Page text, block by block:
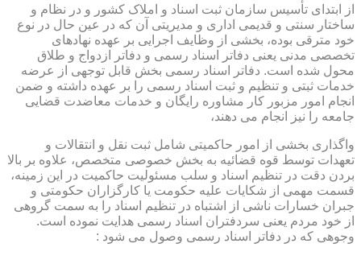
از ابتدای تأسیس سازمان ثبت اسناد و املاک کشور و در نظام و
ساختار سنتی و قدیمی اداری و مدیریتی آن که در عین حال در نوع
خود مترقی بوده، بخشی از وظایف اجرایی بر عهده نهادهای
تخصصی مدنی یعنی دفاتر اسناد رسمی و دفاتر ازدواج و طلاق
محول شده است. دفاتر اسناد رسمی بخش قابل توجهی از عرضه
خدمات ثبتی و تنظیم و ثبت اسناد رسمی را بر عهده داشته و ضمن
انجام امور مزبور کار مشاوره رایگان و خدمات معاضدت قضایی
جامعه را نیز انجام می دهند،
واگذاری بخشی از امور حاکمیتی شامل ثبت نقل و انتقالات و
تعهدات توسط قوه قضائیه به بخش خصوصی متخصص، علاوه بر بالا
بردن دقت در تنظیم اسناد و سلب مسئولیت حاکمیت در این زمینه،
قسمت مهمی از شکایات علیه حکومت یا کارگزاران حکومتی و
جبران خسارات ناشی از اشتباه در تنظیم اسناد را به سمت گروهی
از خود مردم یعنی سردفتران اسناد رسمی هدایت نموده است.
وجوهی که در دفاتر اسناد رسمی وصول می شود :